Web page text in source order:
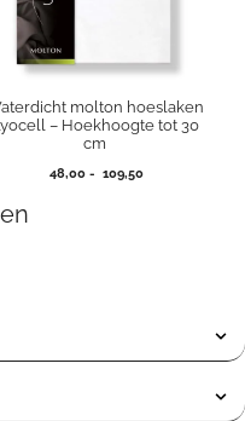
molton hoeslaken
– Hoekhoogte tot 30
cm
48,00 - 109,50Prijsklasse: